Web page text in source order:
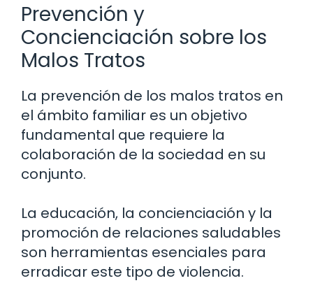
Prevención y
Concienciación sobre los
Malos Tratos
La prevención de los malos tratos en
el ámbito familiar es un objetivo
fundamental que requiere la
colaboración de la sociedad en su
conjunto.
La educación, la concienciación y la
promoción de relaciones saludables
son herramientas esenciales para
erradicar este tipo de violencia.